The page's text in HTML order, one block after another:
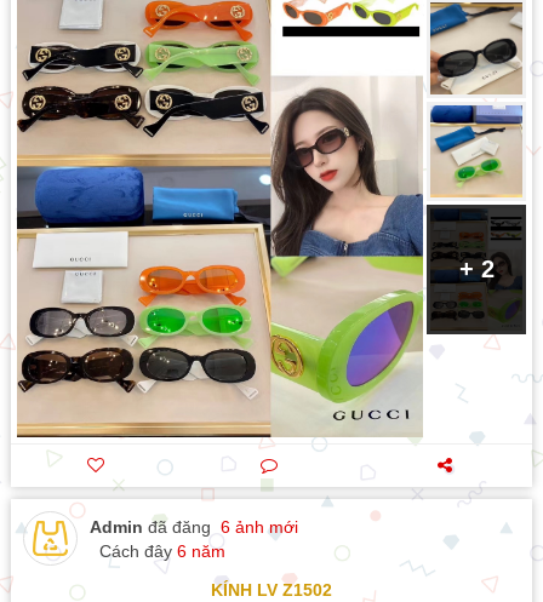
+ 2
Admin đã đăng 6 ảnh mới
Cách đây 6 năm
KÍNH LV Z1502